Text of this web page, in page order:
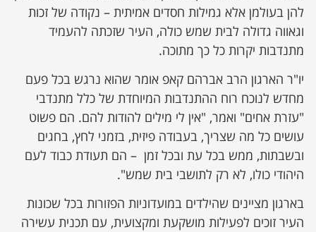
להן בעולמן אלא גמילות חסדים אמיתית – נקודה של זכות
וגאווה גדולה לבית שמש כולה, העיר שזכתה להעמיד
מתנדבות יקרות כל כך מתוכה.
יו"ר הארגון הרב אברהם קאפ אומר שהוא נרגש בכל פעם
מחדש לנוכח רוח ההתנדבות המיוחדת של כלל מתנדבי
"עזרת אחים" ואמר, "אין לי מילים להודות להם. הם פשוט
עושים כל מה שצריך, בעבודה פיזית, בזמני לחץ, בחגים
ובשבתות, ממש בכל עת ובכל זמן – הם תעודת כבוד לעם
היהודי כולו, לא רק לתושבי בית שמש".
בארגון מציינים שהילדים במועדוניות הפזורות בכל שכונות
העיר זוכים לפעילות מושקעת ומקצועית, עם תכנית עשירה